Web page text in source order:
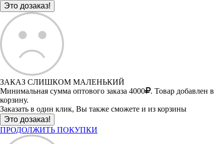
ЗАКАЗ СЛИШКОМ МАЛЕНЬКИЙ
Минимальная сумма оптового заказа 4000
. Товар добавлен в
корзину.
Заказать в один клик, Вы также сможете и из корзины
ПРОДОЛЖИТЬ ПОКУПКИ